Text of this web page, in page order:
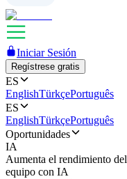
Iniciar Sesión
Regístrese gratis
ES
EnglishTürkçePortuguês
ES
EnglishTürkçePortuguês
Oportunidades
IA
Aumenta el rendimiento del
equipo con IA